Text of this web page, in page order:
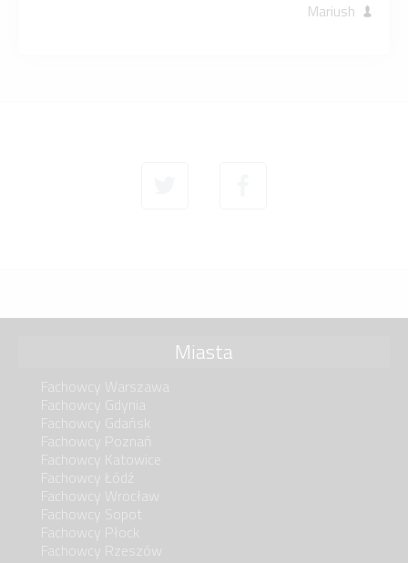
Mariush
Miasta
Fachowcy Warszawa
Fachowcy Gdynia
Fachowcy Gdańsk
Fachowcy Poznań
Fachowcy Katowice
Fachowcy Łódź
Fachowcy Wrocław
Fachowcy Sopot
Fachowcy Płock
Fachowcy Rzeszów